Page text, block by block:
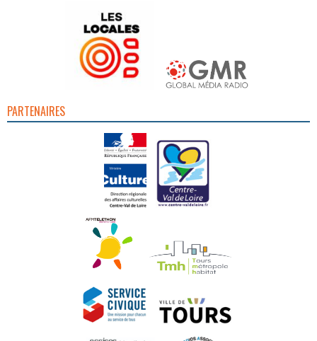
PARTENAIRES